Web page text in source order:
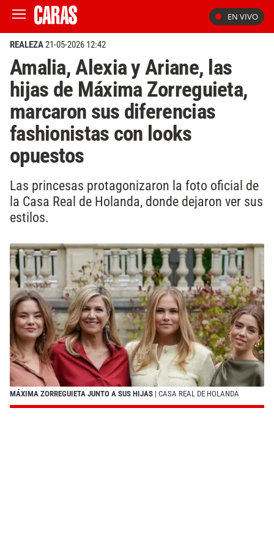
EN VIVO
REALEZA21-05-2026 12:42
Amalia, Alexia y Ariane, las
hijas de Máxima Zorreguieta,
marcaron sus diferencias
fashionistas con looks
opuestos
Las princesas protagonizaron la foto oficial de
la Casa Real de Holanda, donde dejaron ver sus
estilos.
MÁXIMA ZORREGUIETA JUNTO A SUS HIJAS | CASA REAL DE HOLANDA